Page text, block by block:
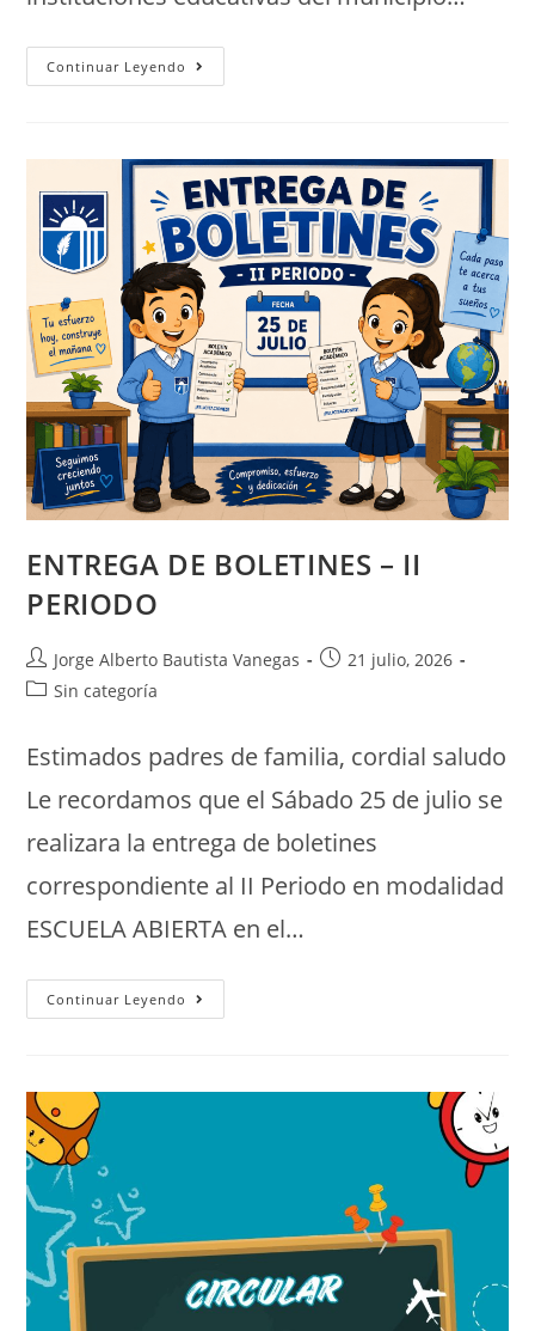
Continuar Leyendo
ENTREGA DE BOLETINES – II
PERIODO
Jorge Alberto Bautista Vanegas
21 julio, 2026
Sin categoría
Estimados padres de familia, cordial saludo
Le recordamos que el Sábado 25 de julio se
realizara la entrega de boletines
correspondiente al II Periodo en modalidad
ESCUELA ABIERTA en el…
Continuar Leyendo